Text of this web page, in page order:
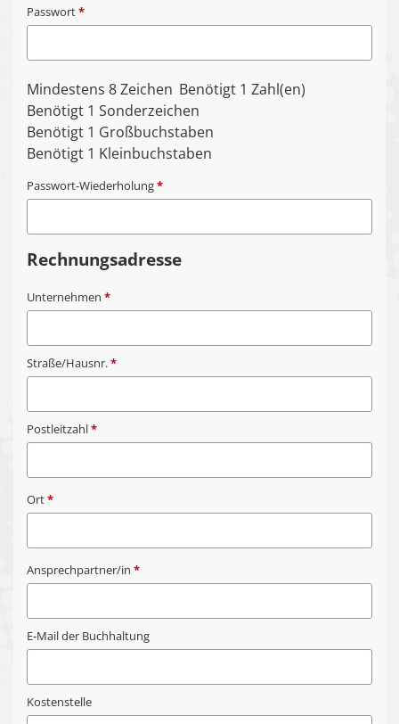
Passwort*
Mindestens 8 Zeichen Benötigt 1 Zahl(en)
Benötigt 1 Sonderzeichen
Benötigt 1 Großbuchstaben
Benötigt 1 Kleinbuchstaben
Passwort-Wiederholung*
Rechnungsadresse
Unternehmen *
Straße/Hausnr.*
Postleitzahl*
Ort*
Ansprechpartner/in *
E-Mail der Buchhaltung
Kostenstelle